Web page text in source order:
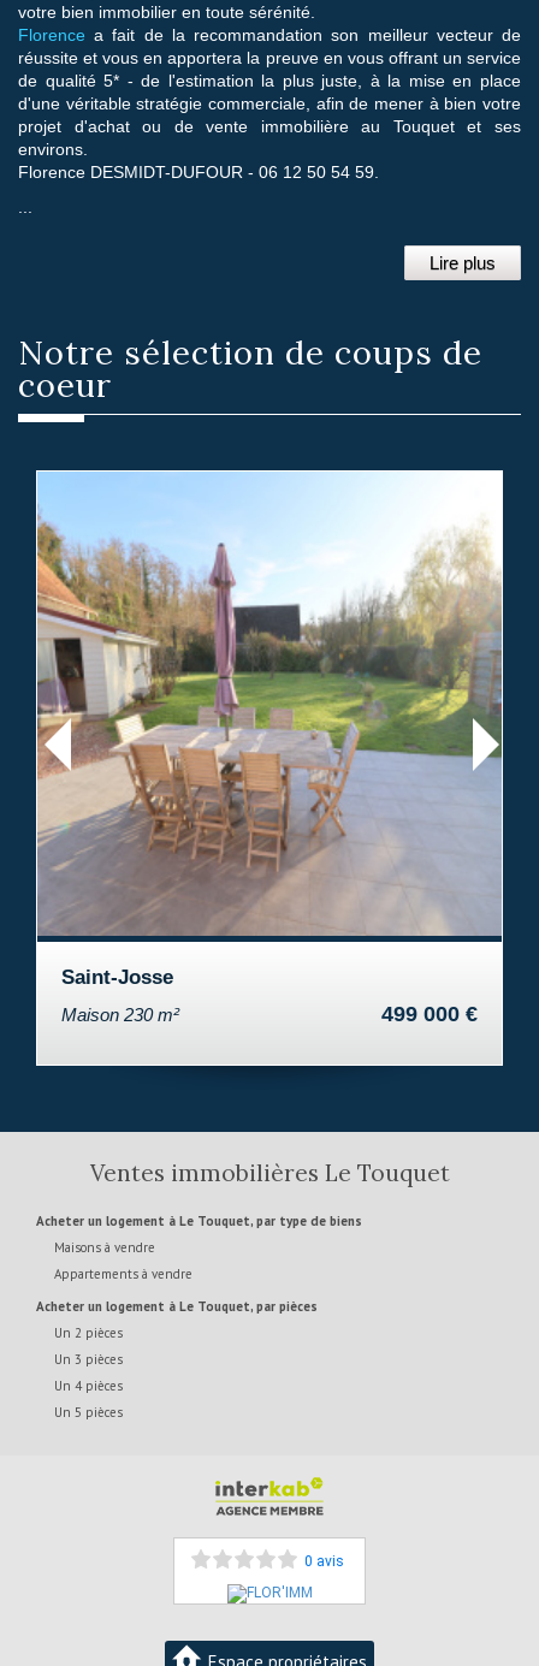
votre bien immobilier en toute sérénité.
Florence a fait de la recommandation son meilleur vecteur de
réussite et vous en apportera la preuve en vous offrant un service
de qualité 5* - de l'estimation la plus juste, à la mise en place
d'une véritable stratégie commerciale, afin de mener à bien votre
projet d'achat ou de vente immobilière au Touquet et ses
environs.
Florence DESMIDT-DUFOUR - 06 12 50 54 59.
Lire plus
Notre sélection de coups de
coeur
499 000 € Appartement 32.07 m²
Ventes immobilières Le Touquet
Acheter un logement à Le Touquet, par type de biens
Maisons à vendre
Appartements à vendre
Acheter un logement à Le Touquet, par pièces
Un 2 pièces
Un 3 pièces
Un 4 pièces
Un 5 pièces
0 avis